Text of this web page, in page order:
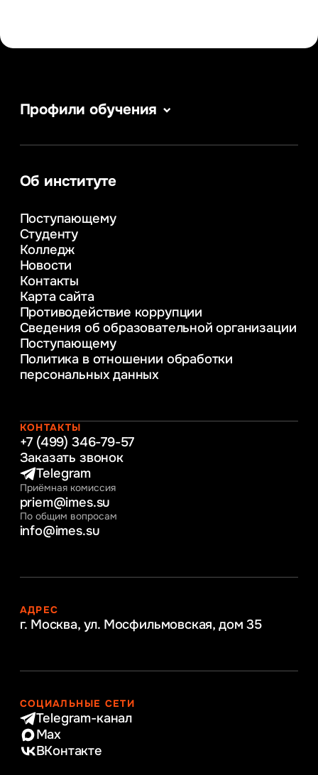
Профили обучения
Информатика
аналитика
Управление в сфере коммерческой
Психолого-педагогическое
консультирование и медиация
в образовании
Веб-дизайн
Управление инновационным развитием
предприятия
Уголовное право
Информационные технологии в бизнесе
Информационное и программное
обеспечение бизнес процессов
Управление человеческими ресурсами
Интернет-маркетинг
Об институте
Поступающему
Студенту
Колледж
Новости
Контакты
Карта сайта
Противодействие коррупции
Сведения об образовательной организации
Поступающему
Политика в отношении обработки
персональных данных
КОНТАКТЫ
+7 (499) 346-79-57
Заказать звонок
Telegram
Приёмная комиссия
priem@imes.su
По общим вопросам
info@imes.su
АДРЕС
г. Москва, ул. Мосфильмовская, дом 35
СОЦИАЛЬНЫЕ СЕТИ
Telegram-канал
Max
ВКонтакте